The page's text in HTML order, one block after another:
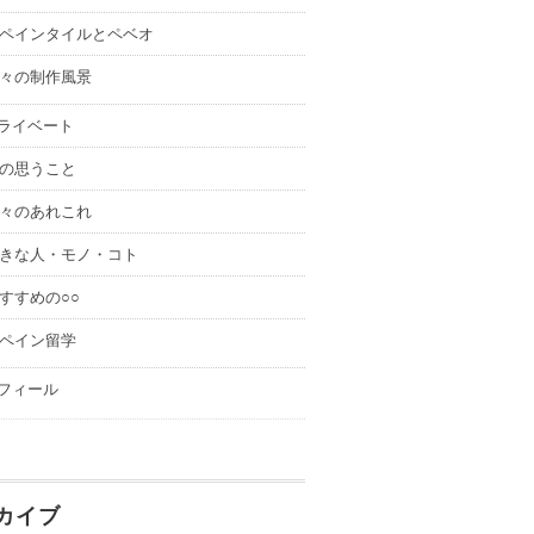
インタイルとペベオ
の制作風景
イベート
思うこと
のあれこれ
な人・モノ・コト
すめの○○
イン留学
ィール
イブ